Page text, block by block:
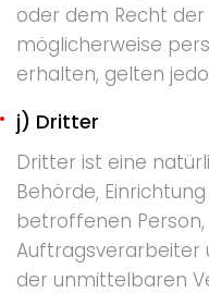
oder dem Recht
möglicherweise
erhalten, gelten
j) Dritter
Dritter ist eine
Behörde,
betroffenen
Auftragsverarbeiter
der unmittelbaren